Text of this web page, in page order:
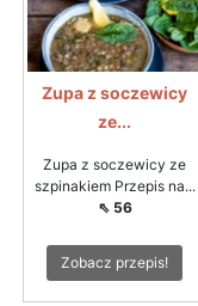
Zupa z soczewicy
ze...
Zupa z soczewicy ze
szpinakiem Przepis na...
⇖ 56
Zobacz przepis!